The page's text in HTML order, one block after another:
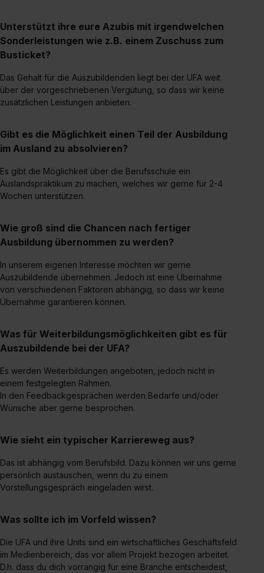
Unterstützt ihre eure Azubis mit irgendwelchen
Sonderleistungen wie z.B. einem Zuschuss zum
Busticket?
Das Gehalt für die Auszubildenden liegt bei der UFA weit
über der vorgeschriebenen Vergütung, so dass wir keine
zusätzlichen Leistungen anbieten.
Gibt es die Möglichkeit einen Teil der Ausbildung
im Ausland zu absolvieren?
Es gibt die Möglichkeit über die Berufsschule ein
Auslandspraktikum zu machen, welches wir gerne für 2-4
Wochen unterstützen.
Wie groß sind die Chancen nach fertiger
Ausbildung übernommen zu werden?
In unserem eigenen Interesse möchten wir gerne
Auszubildende übernehmen. Jedoch ist eine Übernahme
von verschiedenen Faktoren abhängig, so dass wir keine
Übernahme garantieren können.
Was für Weiterbildungsmöglichkeiten gibt es für
Auszubildende bei der UFA?
Es werden Weiterbildungen angeboten, jedoch nicht in
einem festgelegten Rahmen.
In den Feedbackgesprächen werden Bedarfe und/oder
Wünsche aber gerne besprochen.
Wie sieht ein typischer Karriereweg aus?
Das ist abhängig vom Berufsbild. Dazu können wir uns gerne
persönlich austauschen, wenn du zu einem
Vorstellungsgespräch eingeladen wirst.
Was sollte ich im Vorfeld wissen?
Die UFA und ihre Units sind ein wirtschaftliches Geschäftsfeld
im Medienbereich, das vor allem Projekt bezogen arbeitet.
D.h. dass du dich vorrangig für eine Branche entscheidest,